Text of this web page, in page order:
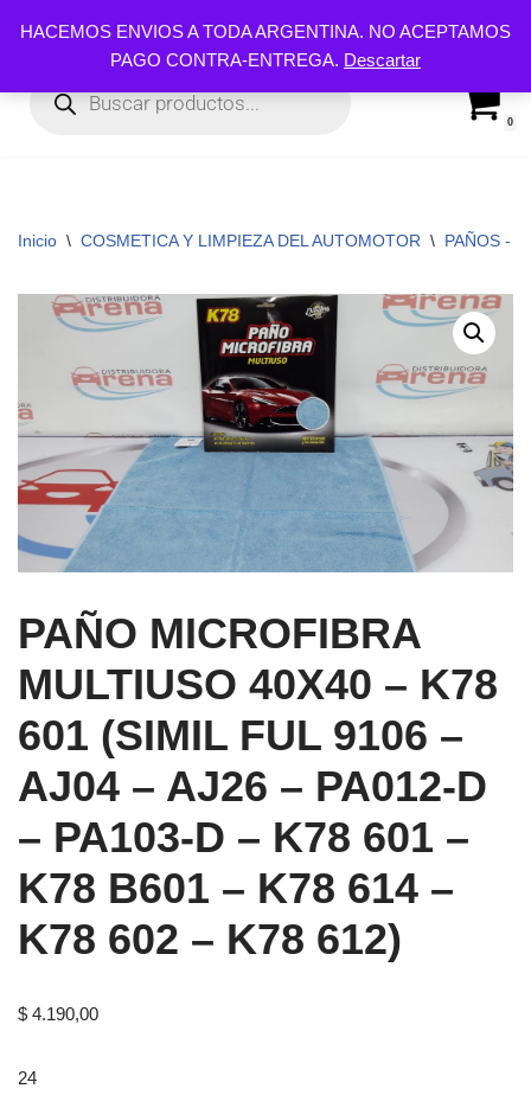
HACEMOS ENVIOS A TODA ARGENTINA. NO ACEPTAMOS
PAGO CONTRA-ENTREGA. Descartar
al
contenido
0
Inicio \ COSMETICA Y LIMPIEZA DEL AUTOMOTOR \ PAÑOS -
PAÑO MICROFIBRA
MULTIUSO 40X40 – K78
601 (SIMIL FUL 9106 –
AJ04 – AJ26 – PA012-D
– PA103-D – K78 601 –
K78 B601 – K78 614 –
K78 602 – K78 612)
$ 4.190,00
24